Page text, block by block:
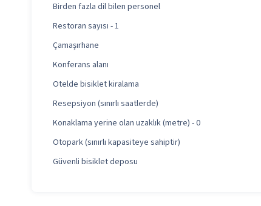
Birden fazla dil bilen personel
Restoran sayısı - 1
Çamaşırhane
Konferans alanı
Otelde bisiklet kiralama
Resepsiyon (sınırlı saatlerde)
Konaklama yerine olan uzaklık (metre) - 0
Otopark (sınırlı kapasiteye sahiptir)
Güvenli bisiklet deposu